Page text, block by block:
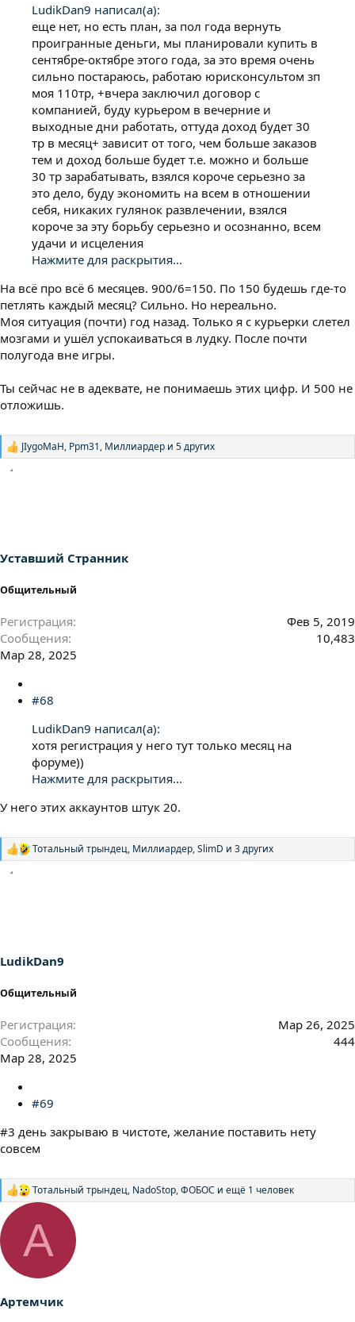
LudikDan9 написал(а):
еще нет, но есть план, за пол года вернуть
проигранные деньги, мы планировали купить в
сентябре-октябре этого года, за это время очень
сильно постараюсь, работаю юрисконсультом зп
моя 110тр, +вчера заключил договор с
компанией, буду курьером в вечерние и
выходные дни работать, оттуда доход будет 30
тр в месяц+ зависит от того, чем больше заказов
тем и доход больше будет т.е. можно и больше
30 тр зарабатывать, взялся короче серьезно за
это дело, буду экономить на всем в отношении
себя, никаких гулянок развлечении, взялся
короче за эту борьбу серьезно и осознанно, всем
удачи и исцеления
Нажмите для раскрытия...
На всё про всё 6 месяцев. 900/6=150. По 150 будешь где-то
петлять каждый месяц? Сильно. Но нереально.
Моя ситуация (почти) год назад. Только я с курьерки слетел
мозгами и ушёл успокаиваться в лудку. После почти
полугода вне игры.
Ты сейчас не в адеквате, не понимаешь этих цифр. И 500 не
отложишь.
Р
JIygoMaH, Ppm31, Миллиардер и 5 других
Уставший Странник
Общительный
Регистрация
Фев 5, 2019
Сообщения
10,483
Мар 28, 2025
#68
LudikDan9 написал(а):
хотя регистрация у него тут только месяц на
форуме))
Нажмите для раскрытия...
У него этих аккаунтов штук 20.
Р
Тотальный трындец, Миллиардер,SlimD и 3 других
LudikDan9
Общительный
Регистрация
Мар 26, 2025
Сообщения
444
Мар 28, 2025
#69
#3 день закрываю в чистоте, желание поставить нету
совсем
Р
а
и
и
Тотальный трындец, NadoStop,ФОБОС и ещё 1 человек
А
Артемчик